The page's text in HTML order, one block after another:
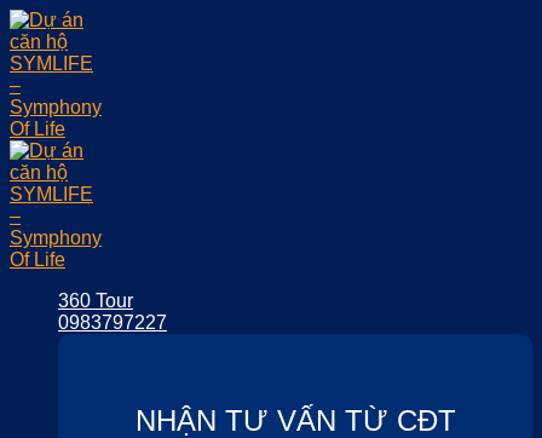
Skip
to
content
360 Tour
0983797227
NHẬN TƯ VẤN TỪ CĐT